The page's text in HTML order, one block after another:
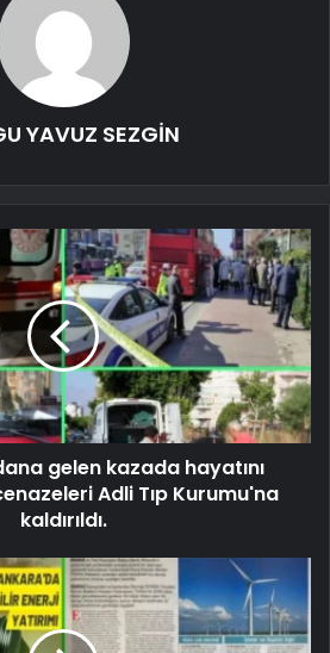
YAVUZ SEZGİN
gelen kazada hayatını
Adli Tıp Kurumu'na
kaldırıldı.